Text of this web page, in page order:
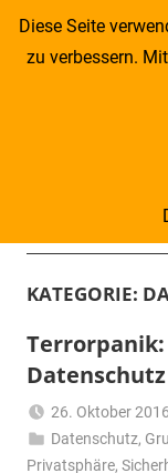
Zum
–
für
Piraten
KATEGORIE:
Datenschutz
26. Oktober 2016
Datenschutz,
Privatsphäre,
Diese Seite
zu verbessern.